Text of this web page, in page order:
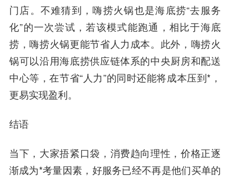
门店。不难猜到，嗨捞火锅也是海底捞“去服务
化”的一次尝试，若该模式能跑通，相比于海底
捞，嗨捞火锅更能节省人力成本。此外，嗨捞火
锅可以沿用海底捞供应链体系的中央厨房和配送
中心等，在节省“人力”的同时还能将成本压到*，
更易实现盈利。
结语
当下，大家捂紧口袋，消费趋向理性，价格正逐
渐成为*考量因素，好服务已经不再是他们买单的